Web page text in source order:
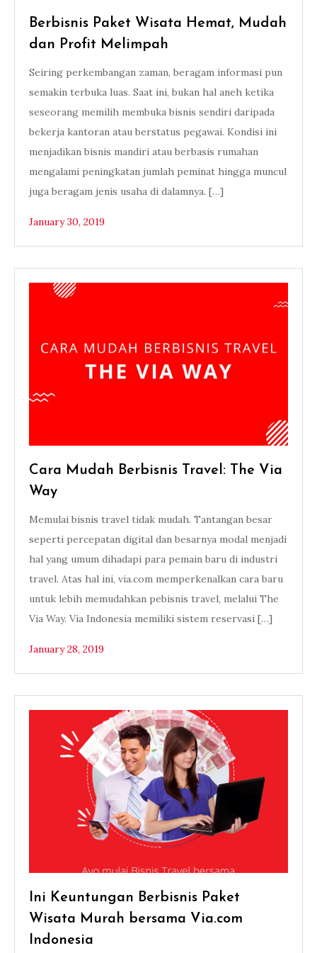
Berbisnis Paket Wisata Hemat, Mudah
dan Profit Melimpah
Seiring perkembangan zaman, beragam informasi pun
semakin terbuka luas. Saat ini, bukan hal aneh ketika
seseorang memilih membuka bisnis sendiri daripada
bekerja kantoran atau berstatus pegawai. Kondisi ini
menjadikan bisnis mandiri atau berbasis rumahan
mengalami peningkatan jumlah peminat hingga muncul
juga beragam jenis usaha di dalamnya. […]
January 30, 2019
Cara Mudah Berbisnis Travel: The Via
Way
Memulai bisnis travel tidak mudah. Tantangan besar
seperti percepatan digital dan besarnya modal menjadi
hal yang umum dihadapi para pemain baru di industri
travel. Atas hal ini, via.com memperkenalkan cara baru
untuk lebih memudahkan pebisnis travel, melalui The
Via Way. Via Indonesia memiliki sistem reservasi […]
January 28, 2019
Ini Keuntungan Berbisnis Paket
Wisata Murah bersama Via.com
Indonesia